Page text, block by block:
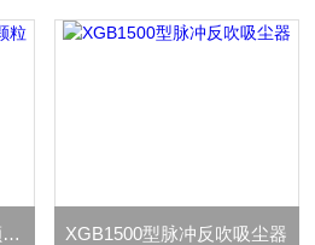
YK-60医药全自动摇摆式颗粒机 XGB1500型脉冲反吹吸尘器